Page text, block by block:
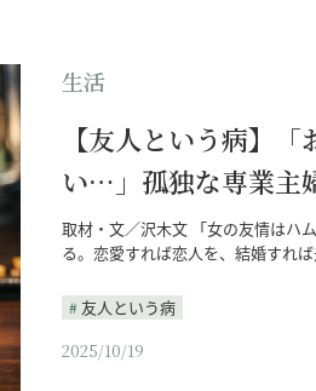
生活
【友人という病】
い…」孤独な専業主
取材・文／沢木文 「女の友情はハ
る。恋愛すれば恋人を、結婚すれ
友人という病
2025/10/19